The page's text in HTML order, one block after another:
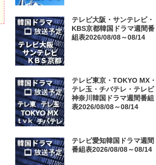
テレビ大阪・サンテレビ・
KBS京都・テレビ愛知・テ
レビ北海道）
テレビ大阪・サンテレビ・
KBS京都韓国ドラマ週間番
組表2026/08/08～08/14
テレビ東京・TOKYO MX・
テレ玉・チバテレ・テレビ
神奈川韓国ドラマ週間番組
表2026/08/08～08/14
テレビ愛知韓国ドラマ週間
番組表2026/08/08～08/14